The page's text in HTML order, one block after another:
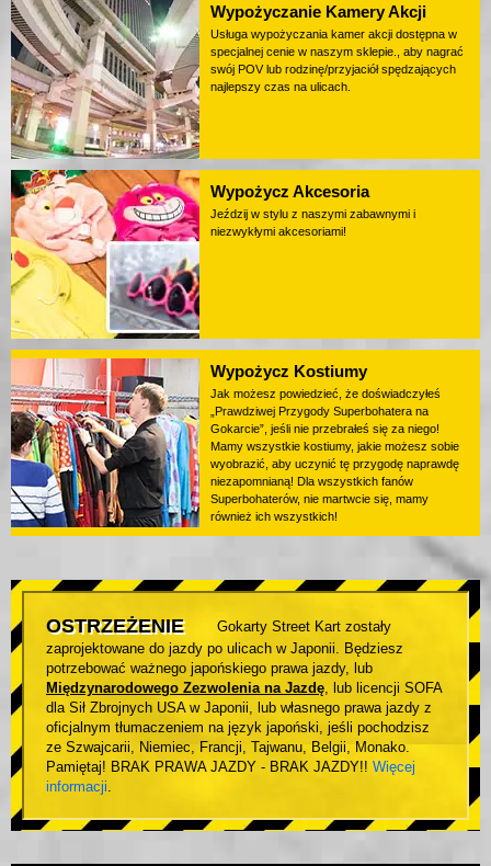
Wypożyczanie Kamery Akcji
Usługa wypożyczania kamer akcji dostępna w
specjalnej cenie w naszym sklepie., aby nagrać
swój POV lub rodzinę/przyjaciół spędzających
najlepszy czas na ulicach.
Wypożycz Akcesoria
Jeździj w stylu z naszymi zabawnymi i
niezwykłymi akcesoriami!
Wypożycz Kostiumy
Jak możesz powiedzieć, że doświadczyłeś
„Prawdziwej Przygody Superbohatera na
Gokarcie”, jeśli nie przebrałeś się za niego!
Mamy wszystkie kostiumy, jakie możesz sobie
wyobrazić, aby uczynić tę przygodę naprawdę
niezapomnianą! Dla wszystkich fanów
Superbohaterów, nie martwcie się, mamy
również ich wszystkich!
OSTRZEŻENIE
Gokarty Street Kart zostały
zaprojektowane do jazdy po ulicach w Japonii. Będziesz
potrzebować ważnego japońskiego prawa jazdy, lub
Międzynarodowego Zezwolenia na Jazdę, lub licencji SOFA
dla Sił Zbrojnych USA w Japonii, lub własnego prawa jazdy z
oficjalnym tłumaczeniem na język japoński, jeśli pochodzisz
ze Szwajcarii, Niemiec, Francji, Tajwanu, Belgii, Monako.
Pamiętaj! BRAK PRAWA JAZDY - BRAK JAZDY!! Więcej
informacji.